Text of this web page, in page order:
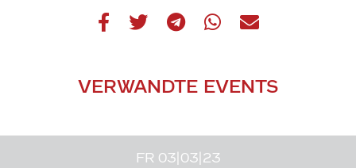
VERWANDTE EVENTS
FR 03|03|23